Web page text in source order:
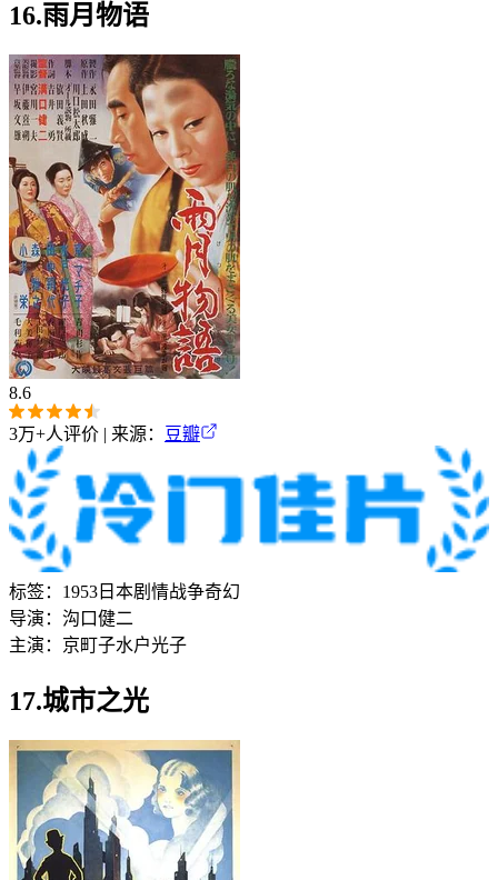
16.雨月物语
8.6
3万+人评价 | 来源： 豆瓣
标签： 1953 日本剧情战争奇幻
导演： 沟口健二
主演： 京町子水户光子
17.城市之光